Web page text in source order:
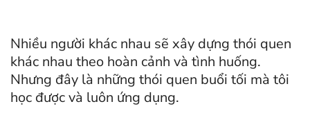
Nhiều người khác nhau sẽ xây dựng thói quen
khác nhau theo hoàn cảnh và tình huống.
Nhưng đây là những thói quen buổi tối mà tôi
học được và luôn ứng dụng.